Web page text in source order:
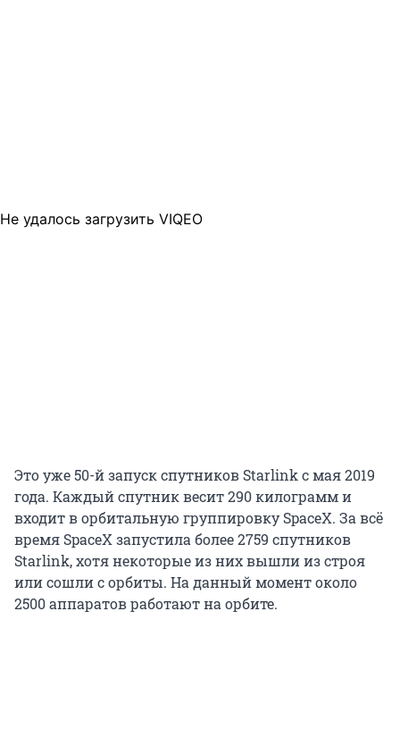
Не удалось загрузить VIQEO
Это уже 50-й запуск спутников Starlink с мая 2019
года. Каждый спутник весит 290 килограмм и
входит в орбитальную группировку SpaceX. За всё
время SpaceX запустила более 2759 спутников
Starlink, хотя некоторые из них вышли из строя
или сошли с орбиты. На данный момент около
2500 аппаратов работают на орбите.